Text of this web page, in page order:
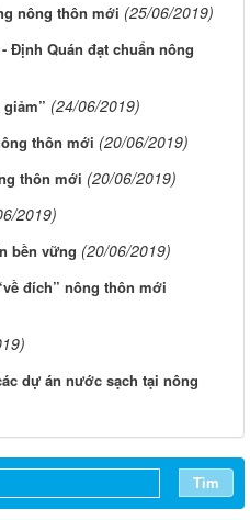
nông thôn mới (25/06/2019)
Định Quán đạt chuẩn nông
(24/06/2019)
thôn mới (20/06/2019)
thôn mới (20/06/2019)
2019)
bền vững (20/06/2019)
đích” nông thôn mới
dự án nước sạch tại nông
Tìm
8/2026
8/2026
7/2026